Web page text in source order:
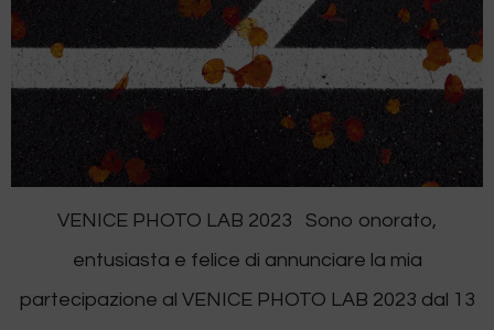
VENICE PHOTO LAB 2023 Sono onorato,
entusiasta e felice di annunciare la mia
partecipazione al VENICE PHOTO LAB 2023 dal 13